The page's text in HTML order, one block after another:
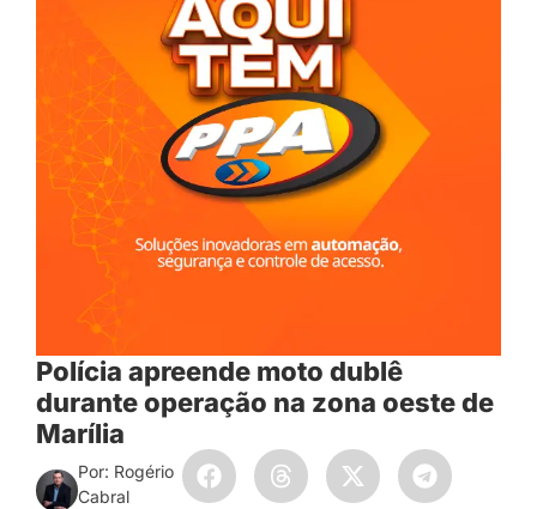
Polícia apreende moto dublê
durante operação na zona oeste de
Marília
Por: Rogério
Cabral